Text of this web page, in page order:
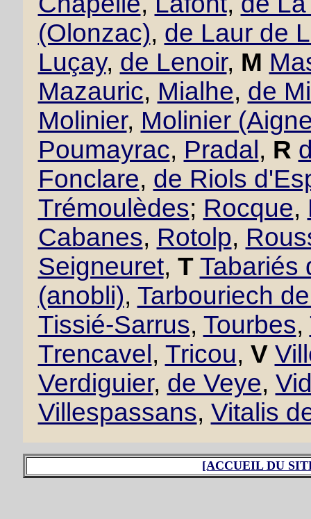
(Olonzac), de Laur de
Luçay, de Lenoir, M
Mazauric, Mialhe, de
Molinier, Molinier
Poumayrac, Pradal , R
Fonclare, de Riols
Trémoulèdes; Rocque,
Cabanes, Rotolp,
Seigneuret, T Tabariés
(anobli), Tarbouriech
Tissié-Sarrus, Tourbes,
Trencavel , Tricou, V
Verdiguier, de Veye,
Villespassans, Vitalis
[ACCUEIL DU